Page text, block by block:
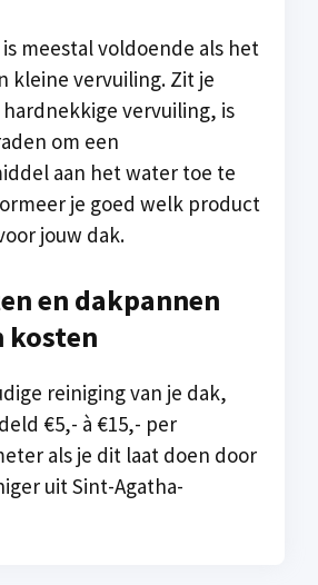
meestal voldoende als het
kleine vervuiling. Zit je
vervuiling, is
om een
aan het water toe te
je goed welk product
jouw dak.
en dakpannen
kosten
reiniging van je dak,
€5,- à €15,- per
als je dit laat doen door
uit Sint-Agatha-